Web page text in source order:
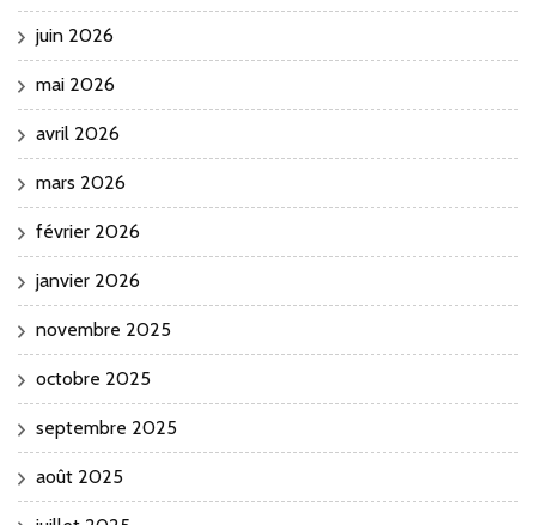
juin 2026
mai 2026
avril 2026
mars 2026
février 2026
janvier 2026
novembre 2025
octobre 2025
septembre 2025
août 2025